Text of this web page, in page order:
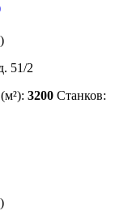
51/2
3200 Станков: